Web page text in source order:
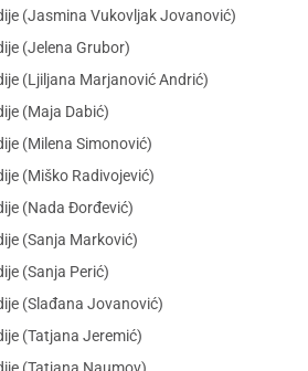
(Jasmina Vukovljak Jovanović)
(Jelena Grubor)
(Ljiljana Marjanović Andrić)
(Maja Dabić)
(Milena Simonović)
(Miško Radivojević)
(Nada Đorđević)
(Sanja Marković)
(Sanja Perić)
(Slađana Jovanović)
(Tatjana Jeremić)